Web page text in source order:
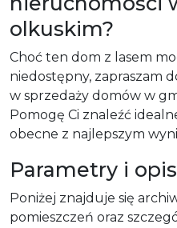
olkuskim?
Choć ten dom z lasem
niedostępny, zapraszam
w sprzedaży domów w
Pomogę Ci znaleźć
obecne z najlepszym
Parametry i
Poniżej znajduje się
pomieszczeń oraz